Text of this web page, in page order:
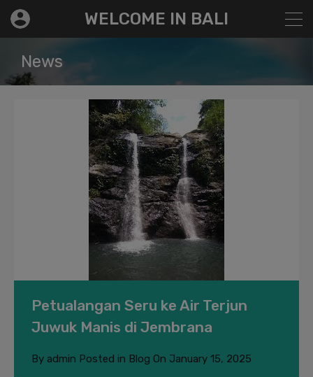
WELCOME IN BALI
News
Petualangan Seru ke Air Terjun
Juwuk Manis di Jembrana
By admin Posted in Blog On January 15, 2025